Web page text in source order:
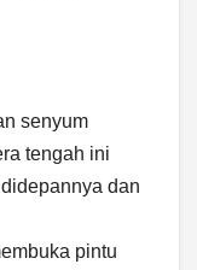
senyum
tengah ini
dan
pintu